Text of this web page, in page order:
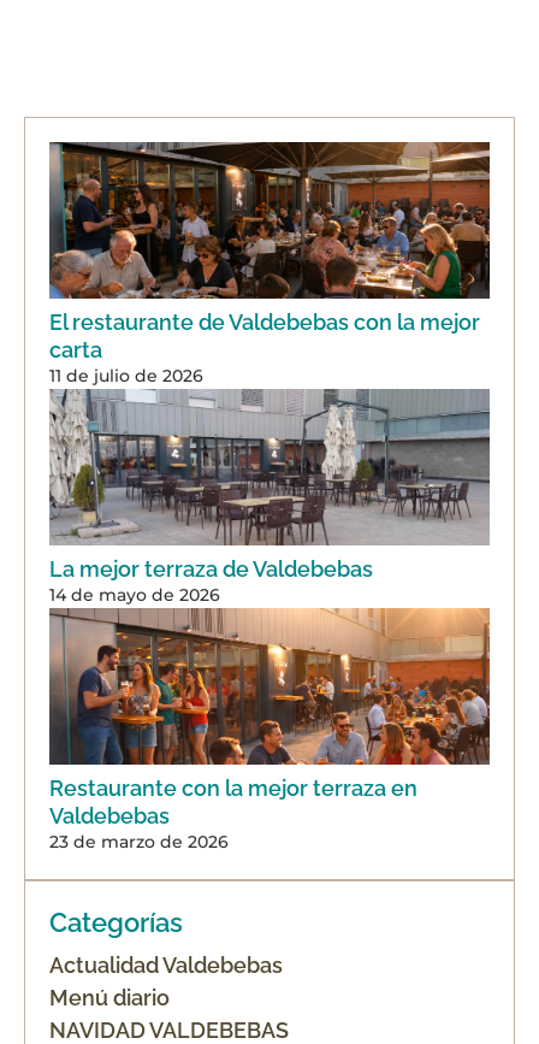
El restaurante de Valdebebas con la mejor
carta
11 de julio de 2026
La mejor terraza de Valdebebas
14 de mayo de 2026
Restaurante con la mejor terraza en
Valdebebas
23 de marzo de 2026
Categorías
Actualidad Valdebebas
Menú diario
NAVIDAD VALDEBEBAS